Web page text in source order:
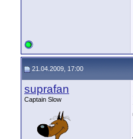
21.04.2009, 17:00
suprafan
Captain Slow